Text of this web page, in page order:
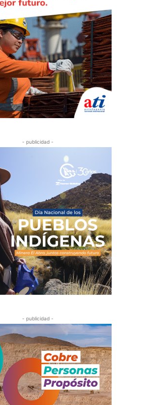
- publicidad -
- publicidad -